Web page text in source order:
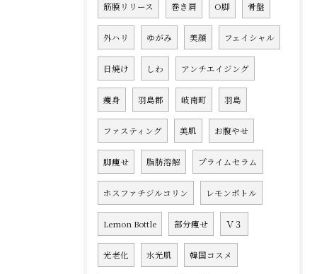
筋膜リリース 巻き肩 O脚 骨盤
外ハリ ゆがみ 美顔 フェイシャル
日焼け しわ アンチエイジング
痩身 羽島郡 岐南町 羽島
ファスティング 美肌 お腹やせ
脚痩せ 脂肪溶解 プライムセラム
ホスファチジルコリン レモンボトル
Lemon Bottle 部分痩せ Ｖ３
光老化 水光肌 韓国コスメ